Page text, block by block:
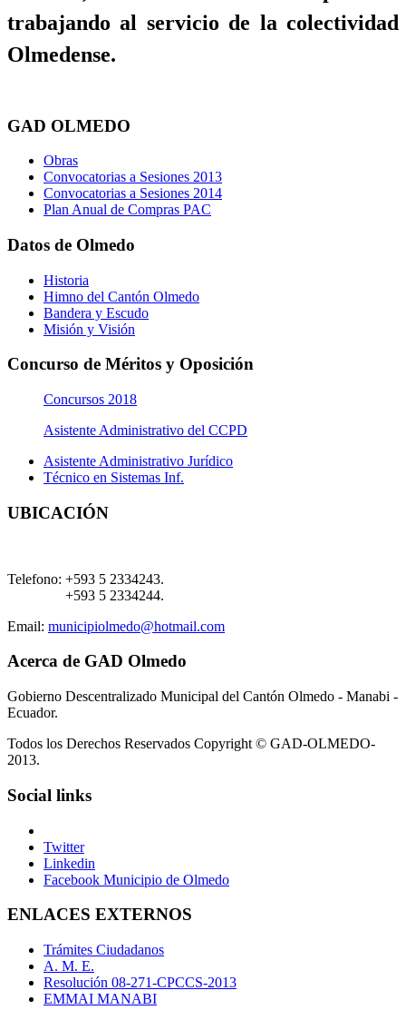
trabajando al servicio de la colectividad
Olmedense.
GAD OLMEDO
Obras
Convocatorias a Sesiones 2013
Convocatorias a Sesiones 2014
Plan Anual de Compras PAC
Datos de Olmedo
Historia
Himno del Cantón Olmedo
Bandera y Escudo
Misión y Visión
Concurso de Méritos y Oposición
Concursos 2018
Asistente Administrativo del CCPD
Asistente Administrativo Jurídico
Técnico en Sistemas Inf.
UBICACIÓN
Telefono: +593 5 2334243.
+593 5 2334244.
Email: municipiolmedo@hotmail.com
Acerca de GAD Olmedo
Gobierno Descentralizado Municipal del Cantón Olmedo - Manabi -
Ecuador.
Todos los Derechos Reservados Copyright © GAD-OLMEDO-
2013.
Social links
Twitter
Linkedin
Facebook Municipio de Olmedo
ENLACES EXTERNOS
Trámites Ciudadanos
A. M. E.
Resolución 08-271-CPCCS-2013
EMMAI MANABI